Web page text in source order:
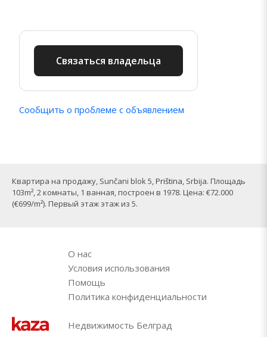
Связаться владельца
Сообщить о проблеме с объявлением
Квартира на продажу, Sunčani blok 5,Priština, Srbija. Площадь
103m², 2 комнаты, 1 ванная, построен в 1978. Цена: €72.000
(€699/m²). Первый этаж этаж из 5.
О нас
Условия использования
Помощь
Политика конфиденциальности
Недвижимость Белград